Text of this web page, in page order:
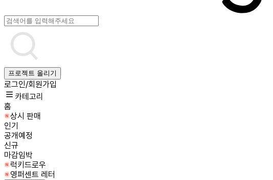
프로젝트 올리기
로그인/회원가입
카테고리
홈
상시 판매
인기
공개예정
신규
마감임박
럭키드로우
영퍼센트 레터